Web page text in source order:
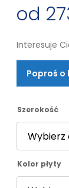
cen:
od
do
Interesuje
Poproś
Szerokość
Kolor płyty